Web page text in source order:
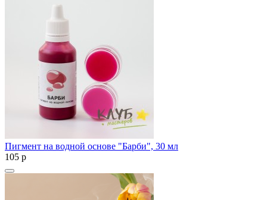
Пигмент на водной основе "Барби", 30 мл
105 p